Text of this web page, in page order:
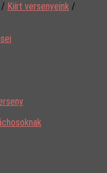
/ Kiírt versenyeink /